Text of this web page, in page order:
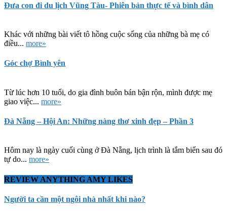
Đưa con đi du lịch Vũng Tàu- Phiên bản thực tế và bình dân
Khác với những bài viết tô hồng cuộc sống của những bà mẹ có
điều... more»
Góc chợ Bình yên
Từ lúc hơn 10 tuổi, do gia đình buôn bán bận rộn, mình được mẹ
giao việc... more»
Đà Nẵng – Hội An: Những nàng thơ xinh đẹp – Phần 3
Hôm nay là ngày cuối cùng ở Đà Nẵng, lịch trình là tắm biển sau đó
tự do... more»
REVIEW ANYTHING AMY LIKES
Người ta cần một ngôi nhà nhất khi nào?